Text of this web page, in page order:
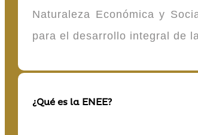
Naturaleza Económica y
para el desarrollo integral de
¿Qué es la ENEE?